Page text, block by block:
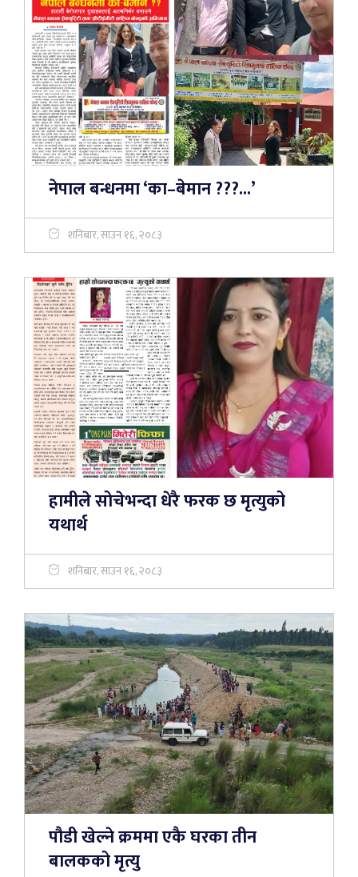
नेपाल बन्धनमा ‘का–बेमान ???...’
शनिबार, साउन १६, २०८३
हामीले सोचेभन्दा धेरै फरक छ मृत्युको
यथार्थ
शनिबार, साउन १६, २०८३
पौडी खेल्ने क्रममा एकै घरका तीन
बालकको मृत्यु